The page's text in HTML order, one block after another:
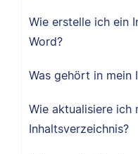
Wie erstelle ich ein
Word?
Was gehört in mein
Wie aktualisiere ich
Inhaltsverzeichnis?